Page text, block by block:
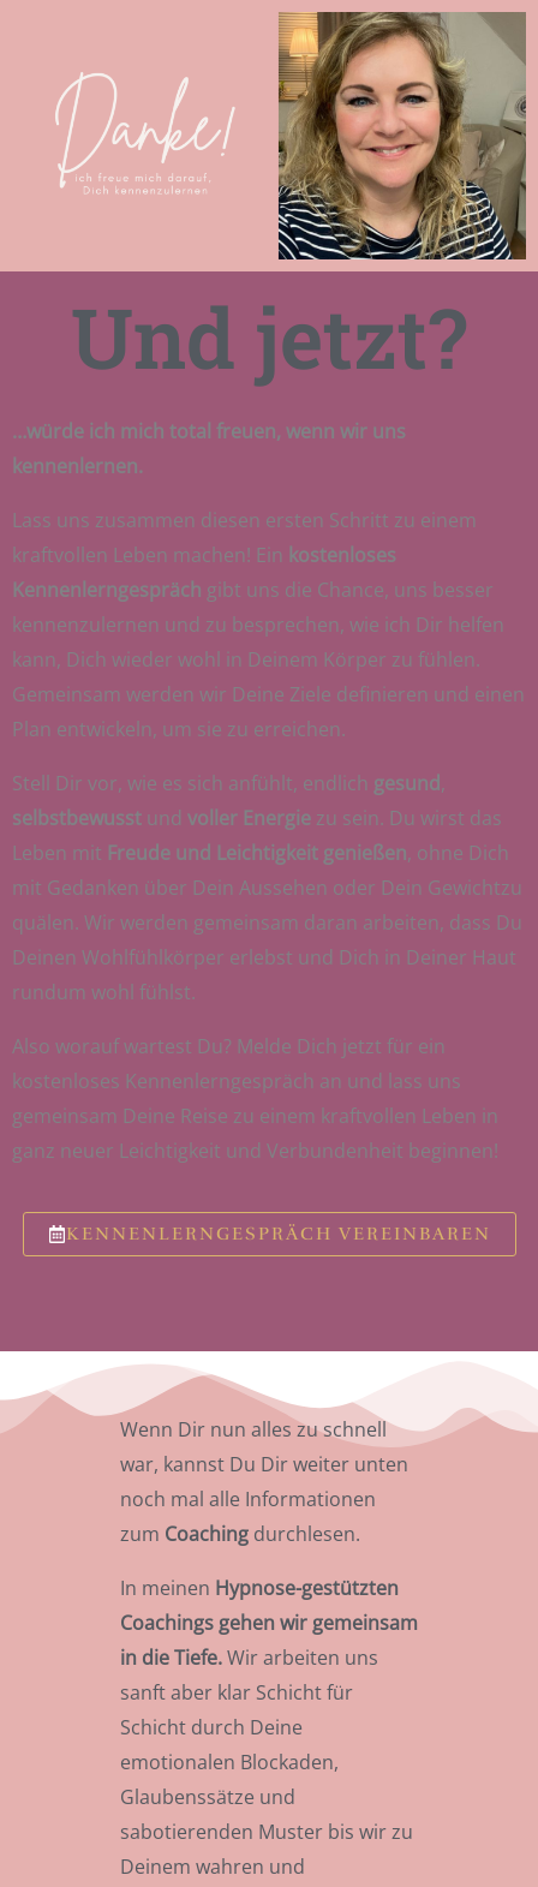
Und jetzt?
…würde ich mich total freuen, wenn wir uns
kennenlernen.
Lass uns zusammen diesen ersten Schritt zu einem
kraftvollen Leben machen! Ein kostenloses
Kennenlerngespräch gibt uns die Chance, uns besser
kennenzulernen und zu besprechen, wie ich Dir helfen
kann, Dich wieder wohl in Deinem Körper zu fühlen.
Gemeinsam werden wir Deine Ziele definieren und einen
Plan entwickeln, um sie zu erreichen.
Stell Dir vor, wie es sich anfühlt, endlich gesund,
selbstbewusst und voller Energie zu sein. Du wirst das
Leben mit Freude und Leichtigkeit genießen, ohne Dich
mit Gedanken über Dein Aussehen oder Dein Gewichtzu
quälen. Wir werden gemeinsam daran arbeiten, dass Du
Deinen Wohlfühlkörper erlebst und Dich in Deiner Haut
rundum wohl fühlst.
Also worauf wartest Du? Melde Dich jetzt für ein
kostenloses Kennenlerngespräch an und lass uns
gemeinsam Deine Reise zu einem kraftvollen Leben in
ganz neuer Leichtigkeit und Verbundenheit beginnen!
KENNENLERNGESPRÄCH VEREINBAREN
Wenn Dir nun alles zu schnell
war, kannst Du Dir weiter unten
noch mal alle Informationen
zum Coaching durchlesen.
In meinen Hypnose-gestützten
Coachings gehen wir gemeinsam
in die Tiefe.Wir arbeiten uns
sanft aber klar Schicht für
Schicht durch Deine
emotionalen Blockaden,
Glaubenssätze und
sabotierenden Muster bis wir zu
Deinem wahren und